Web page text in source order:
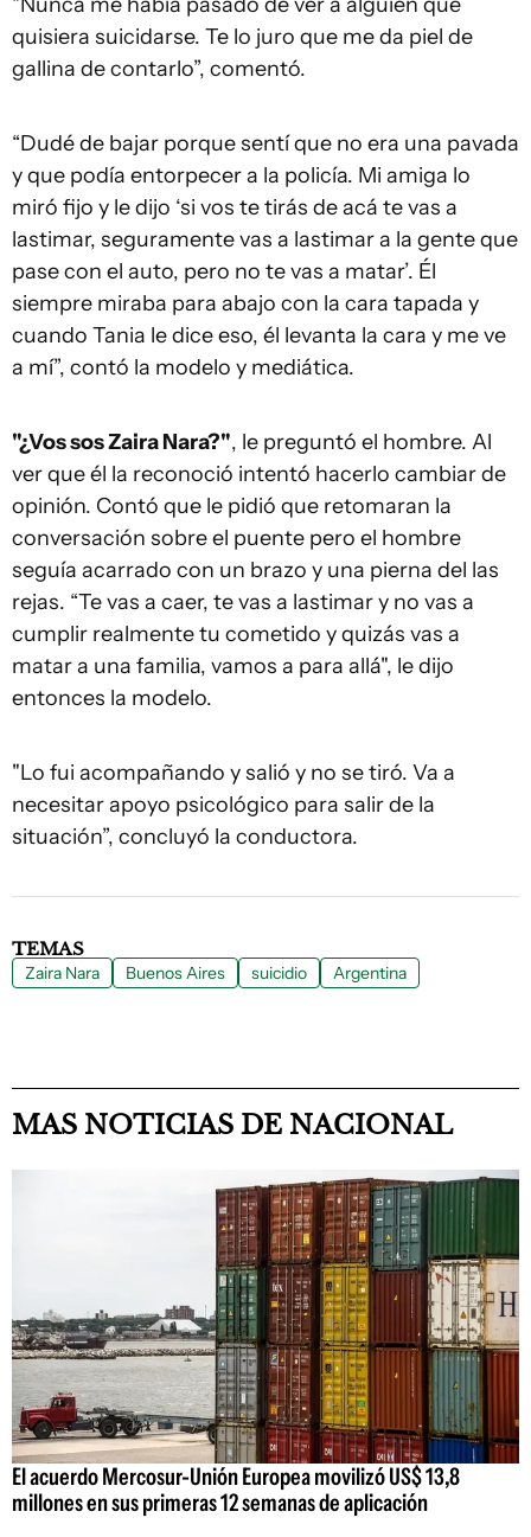
quisiera suicidarse. Te lo juro que me da piel de
gallina de contarlo”, comentó.
“Dudé de bajar porque sentí que no era una pavada
y que podía entorpecer a la policía. Mi amiga lo
miró fijo y le dijo ‘si vos te tirás de acá te vas a
lastimar, seguramente vas a lastimar a la gente que
pase con el auto, pero no te vas a matar’. Él
siempre miraba para abajo con la cara tapada y
cuando Tania le dice eso, él levanta la cara y me ve
a mí”, contó la modelo y mediática.
"¿Vos sos Zaira Nara?", le preguntó el hombre. Al
ver que él la reconoció intentó hacerlo cambiar de
opinión. Contó que le pidió que retomaran la
conversación sobre el puente pero el hombre
seguía acarrado con un brazo y una pierna del las
rejas. “Te vas a caer, te vas a lastimar y no vas a
cumplir realmente tu cometido y quizás vas a
matar a una familia, vamos a para allá", le dijo
entonces la modelo.
"Lo fui acompañando y salió y no se tiró. Va a
necesitar apoyo psicológico para salir de la
situación”, concluyó la conductora.
TEMAS
Zaira Nara Buenos Aires suicidio Argentina
MAS NOTICIAS DE NACIONAL
El acuerdo Mercosur-Unión Europea movilizó US$ 13,8
millones en sus primeras 12 semanas de aplicación